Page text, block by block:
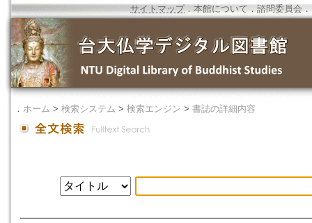
サイトマップ．本館について ． 諮問委員会 ．
． ホーム > 検索システム > 検索エンジン > 書誌の詳細内容